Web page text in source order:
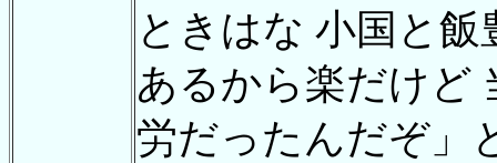
ときはな 小国と
あるから楽だけど
労だったんだぞ」